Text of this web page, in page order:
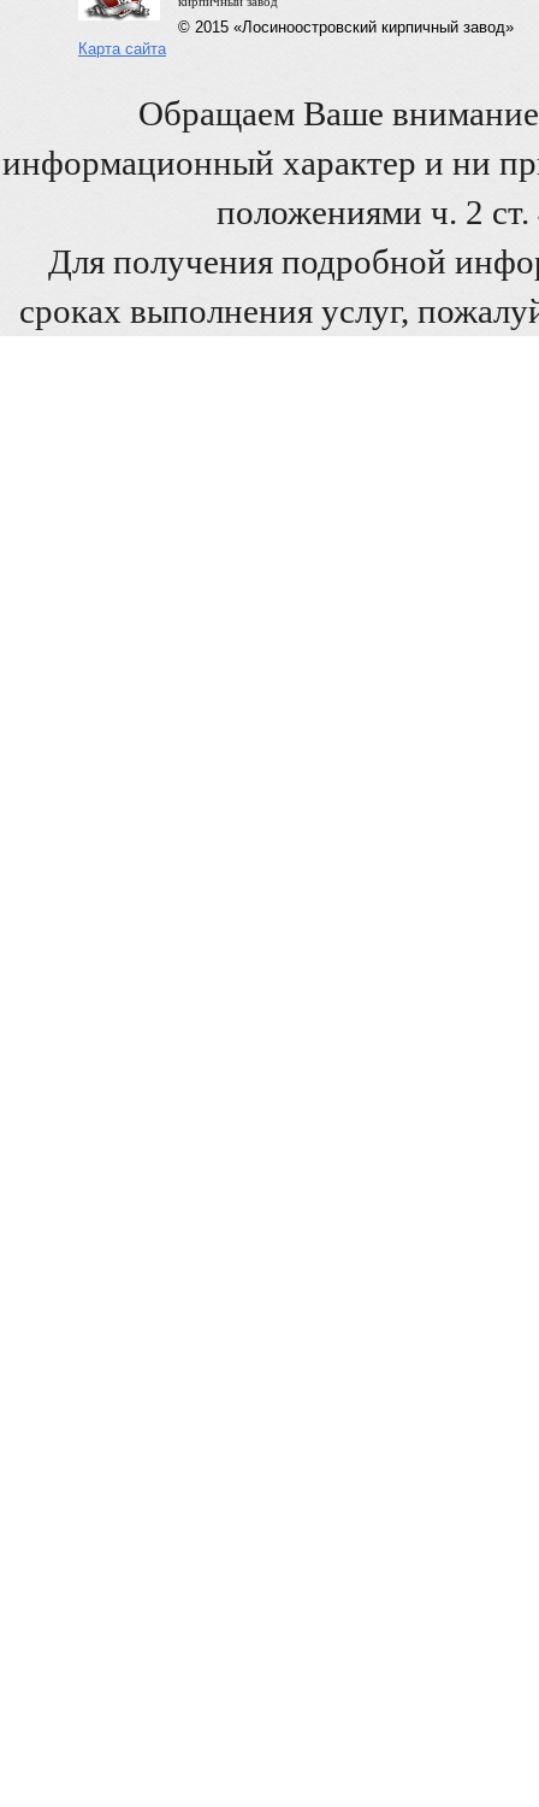
© 2015 «Лосиноостровский кирпичный завод»
Карта сайта
Обращаем Ваше внимание
информационный характер и ни
положениями ч. 2
Для получения подробной
сроках выполнения услуг,